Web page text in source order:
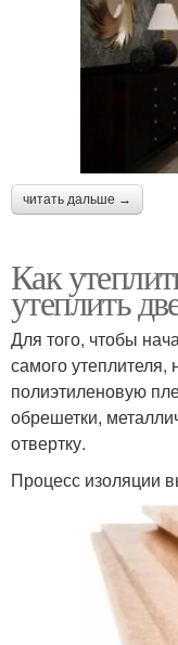
читать дальше →
Как
утеплить
Для того, чтобы
самого
полиэтиленовую
обрешетки,
отвертку.
Процесс изоляции